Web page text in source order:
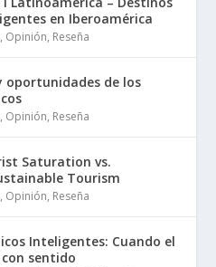
en Iberoamérica
, Opinión, Reseña
oportunidades de los
, Opinión, Reseña
Saturation vs.
Tourism
, Opinión, Reseña
Inteligentes: Cuando el
sentido